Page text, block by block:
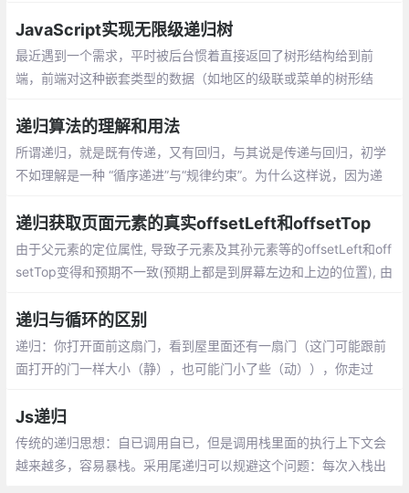
JavaScript实现无限级递归树
最近遇到一个需求，平时被后台惯着直接返回了树形结构给到前
端，前端对这种嵌套类型的数据（如地区的级联或菜单的树形结
到前端自己去处理如下data。突然有点慌......
递归算法的理解和用法
所谓递归，就是既有传递，又有回归，与其说是传递与回归，初学
不如理解是一种 “循序递进”与“规律约束”。为什么这样说，因为递
易懂，递归注重的是一种有序的规律
递归获取页面元素的真实offsetLeft和offsetTop
由于父元素的定位属性, 导致子元素及其孙元素等的offsetLeft和off
setTop变得和预期不一致(预期上都是到屏幕左边和上边的位置), 由
递归与循环的区别
递归：你打开面前这扇门，看到屋里面还有一扇门（这门可能跟前
面打开的门一样大小（静），也可能门小了些（动）），你走过
门，你继续打开
Js递归
传统的递归思想：自已调用自已，但是调用栈里面的执行上下文会
越来越多，容易暴栈。采用尾递归可以规避这个问题：每次入栈出